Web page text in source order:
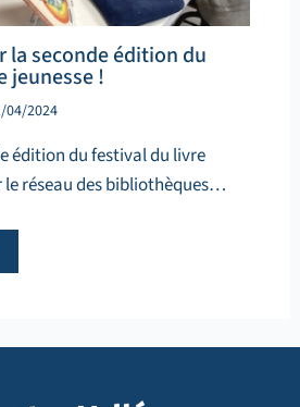
la seconde édition du
jeunesse !
04/2024
édition du festival du livre
le réseau des bibliothèques…